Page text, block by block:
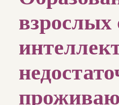
взрослых